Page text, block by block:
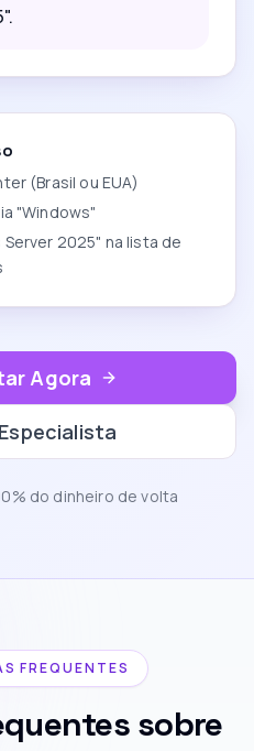
(Brasil ou EUA)
"Windows"
2025" na lista de
Agora
do dinheiro de volta
FREQUENTES
sobre